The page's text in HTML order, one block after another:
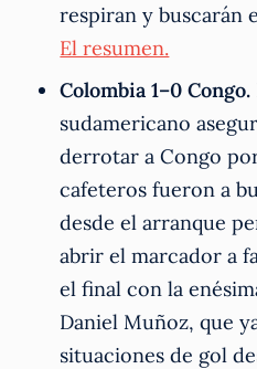
respiran y buscarán
El resumen.
Colombia 1–0 Congo.
sudamericano
derrotar a Congo
cafeteros fueron a
desde el arranque
abrir el marcador a
el final con la
Daniel Muñoz, que
situaciones de gol